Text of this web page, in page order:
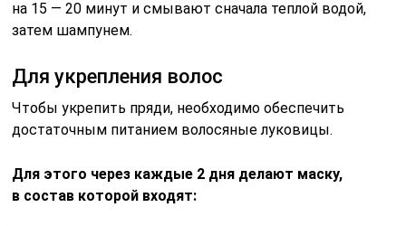
ампула жидкого чистого биотина (можно
приобрести в магазине профессиональной
поливитаминным «коктейлем», эффект будет
не хуже;
по 3 — 4 капли нескольких видов эфирного масла,
можжевельник или сосна, герань, шалфей, иланг-
иланг, мандарин.